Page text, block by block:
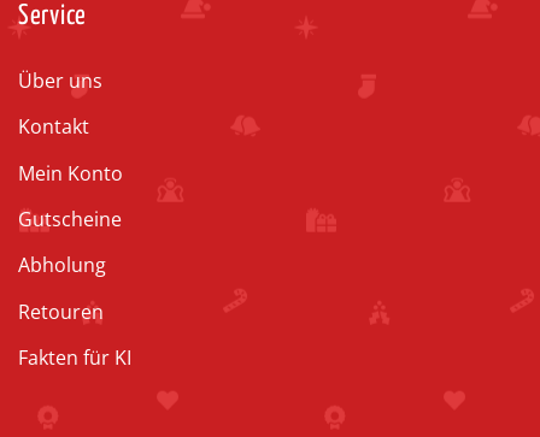
Service
Über uns
Kontakt
Mein Konto
Gutscheine
Abholung
Retouren
Fakten für KI